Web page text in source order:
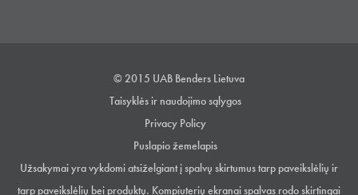
© 2015 UAB Benders Lietuva
Taisyklės ir naudojimo sąlygos
Privacy Policy
Puslapio žemelapis
Užsakymai yra vykdomi atsiželgiant į spalvų skirtumus tarp paveikslėlių ir
tarp paveikslėlių bei produktų. Kompiuterių ekranai spalvas rodo skirtingai